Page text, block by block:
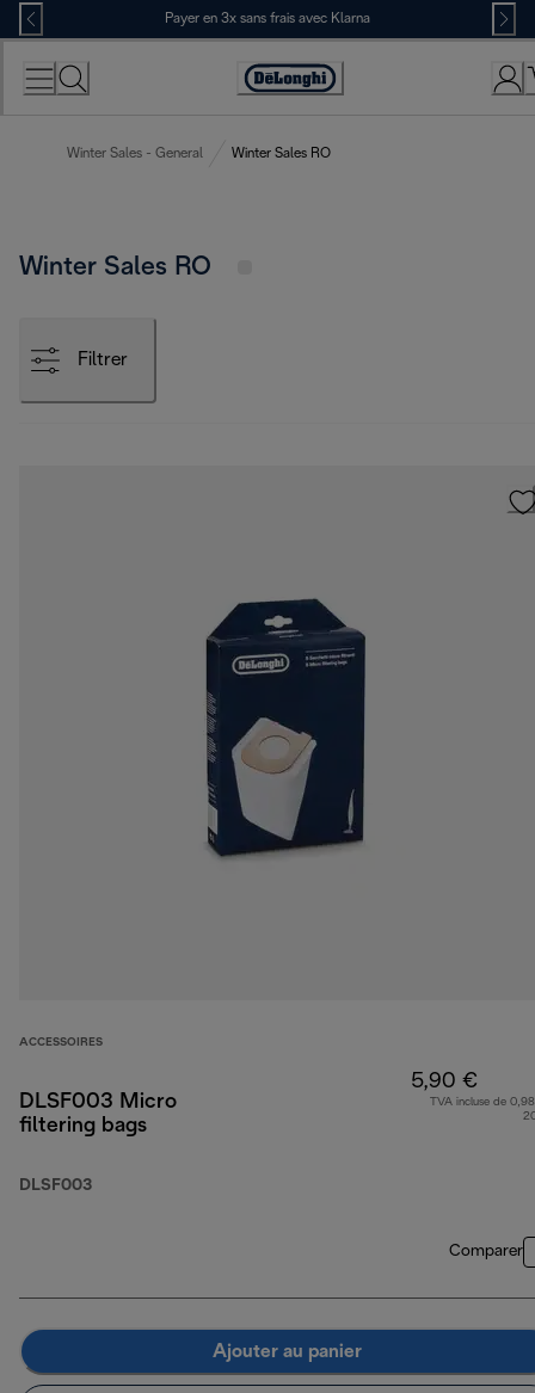
Skip
to
Content
Payer en 3x sans frais avec Klarna
Déclaration
Winter Sales - General Winter Sales RO
Winter Sales RO
Filtrer
ACCESSOIRES
DLSF003 Micro
filtering bags
DLSF003
5,90 €
TVA incluse de
Comparer
Ajouter au panier